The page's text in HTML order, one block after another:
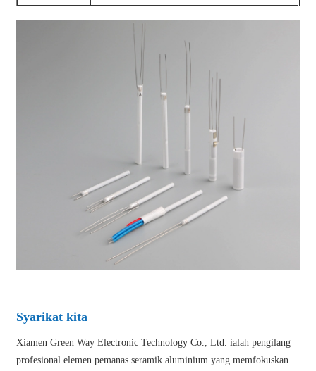
Syarikat kita
Xiamen Green Way Electronic Technology Co., Ltd. ialah pengilang
profesional elemen pemanas seramik aluminium yang memfokuskan